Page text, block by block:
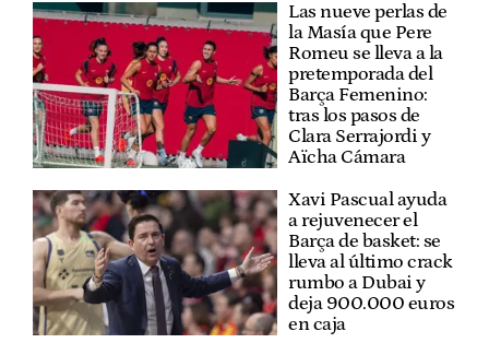
Las nueve perlas de
la Masía que Pere
Romeu se lleva a la
pretemporada del
Barça Femenino:
tras los pasos de
Clara Serrajordi y
Aïcha Cámara
Xavi Pascual ayuda
a rejuvenecer el
Barça de basket: se
lleva al último crack
rumbo a Dubai y
deja 900.000 euros
en caja